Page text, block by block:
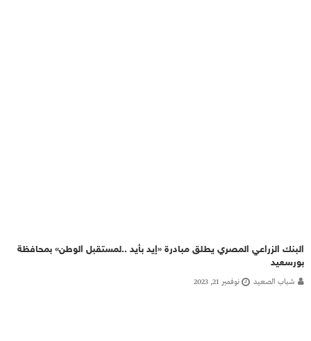
البنك الزراعي المصري يطلق مبادرة «إيد بأيد ..لمستقبل الوطن» بمحافظة
بورسعيد
شباب الصعيد نوفمبر 21, 2023